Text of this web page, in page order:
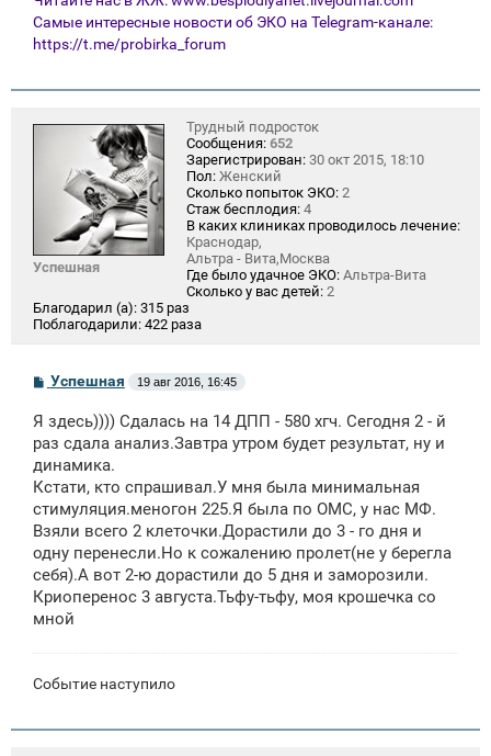
Самые интересные новости об ЭКО на Telegram-канале:
https://t.me/probirka_forum
Успешная
Трудный подросток
Сообщения: 652
Зарегистрирован: 30 окт 2015, 18:10
Пол: Женский
Сколько попыток ЭКО: 2
Стаж бесплодия: 4
В каких клиниках проводилось лечение:
Краснодар,
Альтра - Вита,Москва
Где было удачное ЭКО: Альтра-Вита
Сколько у вас детей: 2
Благодарил (а): 315 раз
Поблагодарили: 422 раза
С
б
щ
н
и
Успешная 19 авг 2016, 16:45
Я здесь)))) Сдалась на 14 ДПП - 580 хгч. Сегодня 2 - й
раз сдала анализ.Завтра утром будет результат, ну и
динамика.
Кстати, кто спрашивал.У мня была минимальная
стимуляция.меногон 225.Я была по ОМС, у нас МФ.
Взяли всего 2 клеточки.Дорастили до 3 - го дня и
одну перенесли.Но к сожалению пролет(не у берегла
себя).А вот 2-ю дорастили до 5 дня и заморозили.
Криоперенос 3 августа.Тьфу-тьфу, моя крошечка со
мной
Событие наступило